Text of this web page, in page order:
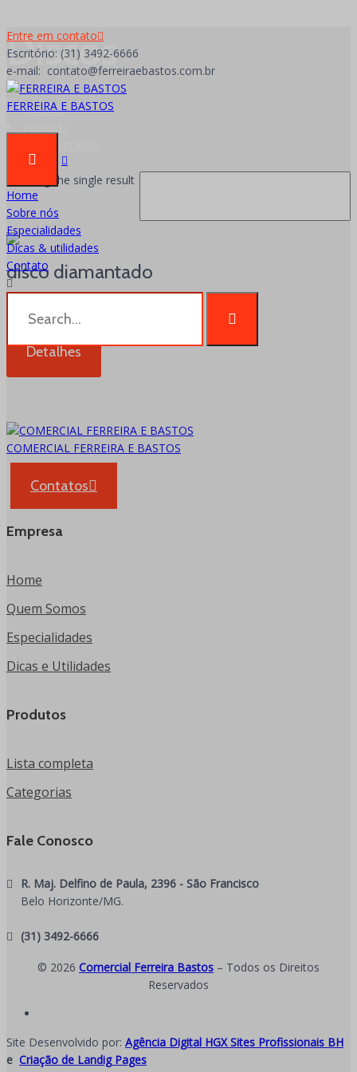
Entre em contato
Escritório: (31) 3492-6666
e-mail: contato@ferreiraebastos.com.br
FERREIRA E BASTOS
Home
Sobre nós
Especialidades
Dicas & utilidades
Contato
Discos
Girebrás
Discos
Showing the single result
disco diamantado
Detalhes
COMERCIAL FERREIRA E BASTOS
Contatos
Empresa
Home
Quem Somos
Especialidades
Dicas e Utilidades
Produtos
Lista completa
Categorias
Fale Conosco
R. Maj. Delfino de Paula, 2396 - São Francisco
Belo Horizonte/MG.
(31) 3492-6666
© 2026 Comercial Ferreira Bastos – Todos os Direitos
Reservados
Site Desenvolvido por: Agência Digital HGX Sites Profissionais BH
e Criação de Landig Pages